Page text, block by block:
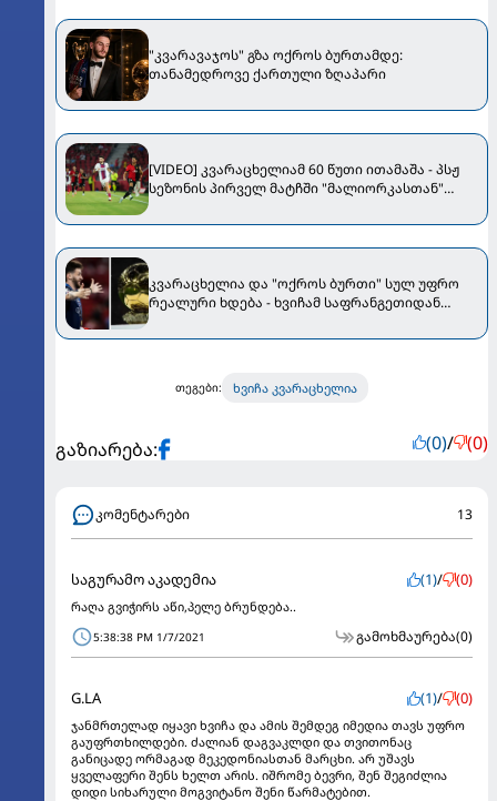
"კვარავაჯოს" გზა ოქროს ბურთამდე:
თანამედროვე ქართული ზღაპარი
[VIDEO] კვარაცხელიამ 60 წუთი ითამაშა - პსჟ
სეზონის პირველ მატჩში "მალიორკასთან"
კვარაცხელია და "ოქროს ბურთი" სულ უფრო
რეალური ხდება - ხვიჩამ საფრანგეთიდან
თეგები: ხვიჩა კვარაცხელია
გაზიარება: (0)/ (0)
კომენტარები 13
საგურამო აკადემია (1)/ (0)
რაღა გვიჭირს აწი,პელე ბრუნდება..
5:38:38 PM 1/7/2021 გამოხმაურება(0)
G.LA (1)/ (0)
ჯანმრთელად იყავი ხვიჩა და ამის შემდეგ იმედია თავს უფრო
გაუფრთხილდები. ძალიან დაგვაკლდი და თვითონაც
განიცადე ორმაგად მეკედონიასთან მარცხი. არ უშავს
ყველაფერი შენს ხელთ არის. იშრომე ბევრი, შენ შეგიძლია
დიდი სიხარული მოგვიტანო შენი წარმატებით.